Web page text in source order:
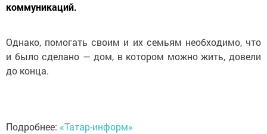
коммуникаций.
Однако, помогать своим и их семьям необходимо, что
и было сделано — дом, в котором можно жить, довели
до конца.
Подробнее: «Татар-информ»